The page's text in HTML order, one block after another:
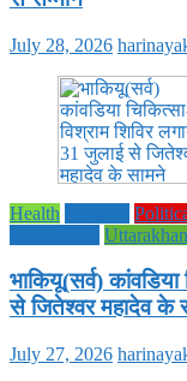
July 28, 2026
Health
भाकियू(सर्व)
से जितेश्वर महादेव के
July 27, 2026